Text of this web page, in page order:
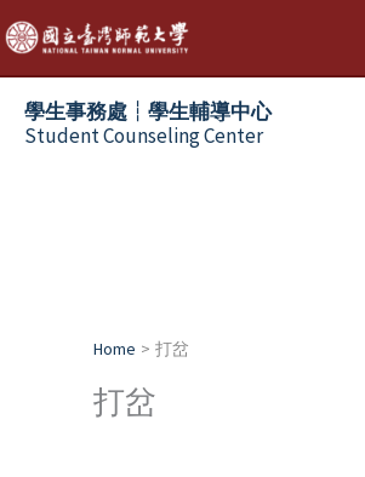
Skip
to
content
學生事務處┆學生輔導中心
Student Counseling Center
Home 打岔
打岔